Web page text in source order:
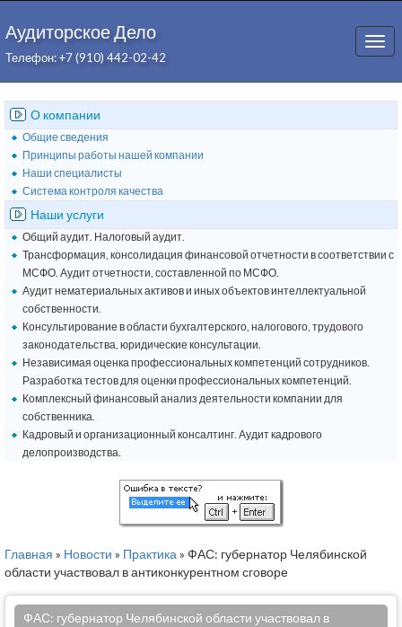
Аудиторское Дело
Телефон: +7 (910) 442-02-42
О компании
Общие сведения
Принципы работы нашей компании
Наши специалисты
Система контроля качества
Наши услуги
Общий аудит. Налоговый аудит.
Трансформация, консолидация финансовой отчетности в соответствии с
МСФО. Аудит отчетности, составленной по МСФО.
Аудит нематериальных активов и иных объектов интеллектуальной
собственности.
Консультирование в области бухгалтерского, налогового, трудового
законодательства, юридические консультации.
Независимая оценка профессиональных компетенций сотрудников.
Разработка тестов для оценки профессиональных компетенций.
Комплексный финансовый анализ деятельности компании для
собственника.
Кадровый и организационный консалтинг. Аудит кадрового
делопроизводства.
Главная » Новости » Практика » ФАС: губернатор Челябинской
области участвовал в антиконкурентном сговоре
ФАС: губернатор Челябинской области участвовал в